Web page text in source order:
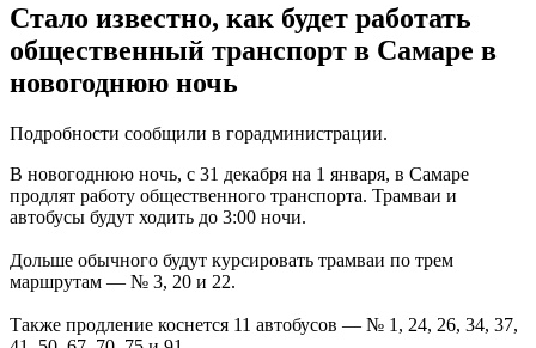
08.08.2026 | 12:31
Вячеслав Федорищев рассказал о последствиях атаки ВСУ на
регион
08.08.2026 | 12:29
Водитель "Мазды" сбил женщину на улице Подшипниковой в
Самаре
08.08.2026 | 12:12
Ударила собутыльника: на тольяттинку завели "уголовку"
08.08.2026 | 11:40
В Самаре ветераны СВО сыграли в пляжный волейбол с
молодежью
08.08.2026 | 11:20
В Самаре со дна Волги подняли тело утонувшего мужчины
08.08.2026 | 11:15
Вячеслав Федорищев поздравил жителей Самарской области с
Днем физкультурника
Стало известно, как будет работать
общественный транспорт в Самаре в
новогоднюю ночь
Подробности сообщили в горадминистрации.
В новогоднюю ночь, с 31 декабря на 1 января, в Самаре
продлят работу общественного транспорта. Трамваи и
автобусы будут ходить до 3:00 ночи.
Дольше обычного будут курсировать трамваи по трем
маршрутам — № 3, 20 и 22.
Также продление коснется 11 автобусов — № 1, 24, 26, 34, 37,